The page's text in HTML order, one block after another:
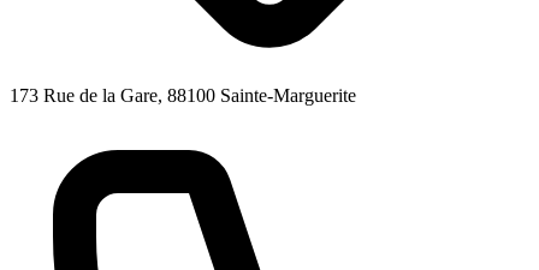
173 Rue de la Gare, 88100 Sainte-Marguerite